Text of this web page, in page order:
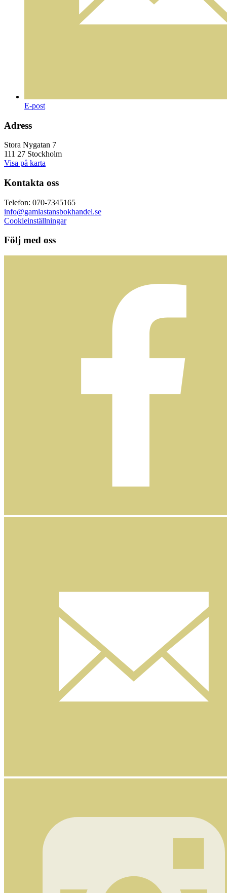
E-post
Adress
Stora Nygatan 7
111 27 Stockholm
Visa på karta
Kontakta oss
Telefon: 070-7345165
info@gamlastansbokhandel.se
Cookieinställningar
Följ med oss